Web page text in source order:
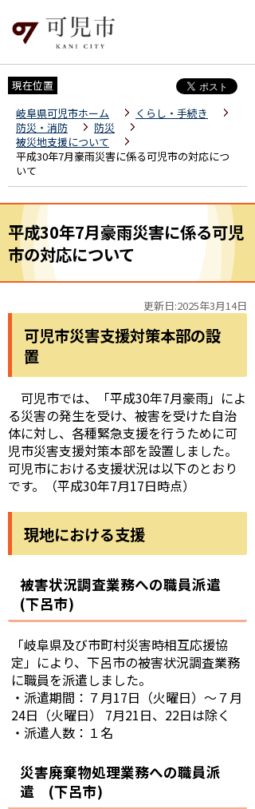
現在位置
岐阜県可児市ホーム
くらし・手続き
防災・消防
防災
被災地支援について
平成30年7月豪雨災害に係る可児市の対応につ
いて
平成30年7月豪雨災害に係る可児
市の対応について
更新日:2025年3月14日
可児市災害支援対策本部の設
置
可児市では、「平成30年7月豪雨」によ
る災害の発生を受け、被害を受けた自治
体に対し、各種緊急支援を行うために可
児市災害支援対策本部を設置しました。
可児市における支援状況は以下のとおり
です。（平成30年7月17日時点）
現地における支援
被害状況調査業務への職員派遣
(下呂市)
「岐阜県及び市町村災害時相互応援協
定」により、下呂市の被害状況調査業務
に職員を派遣しました。
・派遣期間：７月17日（火曜日）～７月
24日（火曜日） 7月21日、22日は除く
・派遣人数：１名
災害廃棄物処理業務への職員派
遣 (下呂市)